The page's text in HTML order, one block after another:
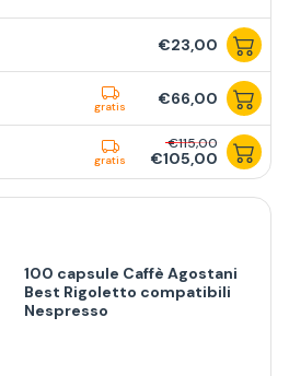
€23,00
gratis €66,00
gratis
€115,00
€105,00
100 capsule Caffè Agostani
Best Rigoletto compatibili
Nespresso